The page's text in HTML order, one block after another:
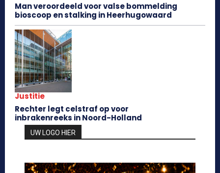
Man veroordeeld voor valse bommelding
bioscoop en stalking in Heerhugowaard
Justitie
Rechter legt celstraf op voor
inbrakenreeks in Noord-Holland
UW LOGO HIER